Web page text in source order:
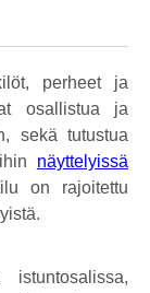
perheet ja
osallistua ja
sekä tutustua
näyttelyissä
on rajoitettu